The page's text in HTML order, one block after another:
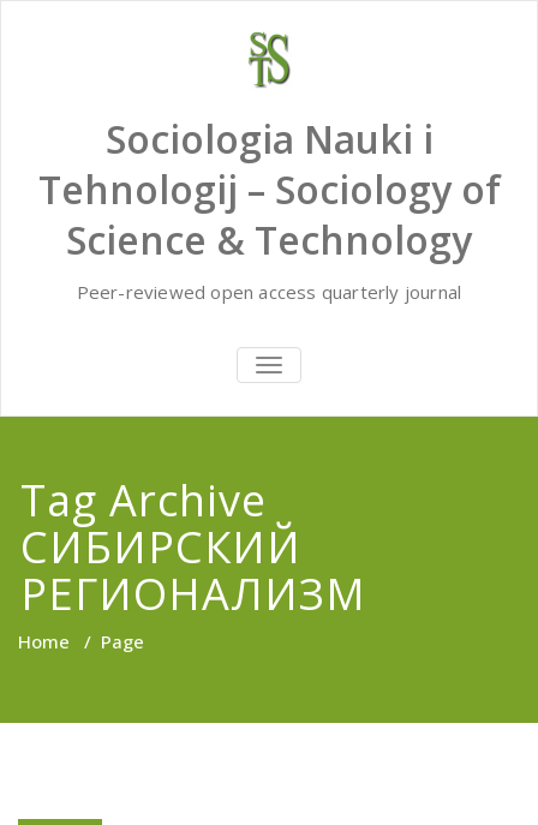
Sociologia Nauki i
Tehnologij – Sociology of
Science & Technology
Peer-reviewed open access quarterly journal
TOGGLE
NAVIGATION
Tag Archive
СИБИРСКИЙ
РЕГИОНАЛИЗМ
Home / Page